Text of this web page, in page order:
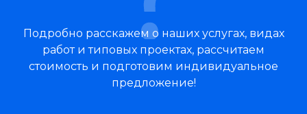
Подробно расскажем о наших услугах, видах
работ и типовых проектах, рассчитаем
стоимость и подготовим индивидуальное
предложение!